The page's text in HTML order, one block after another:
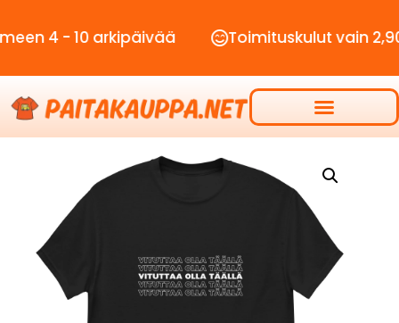
10 arkipäivää Toimituskulut vain 2,90€